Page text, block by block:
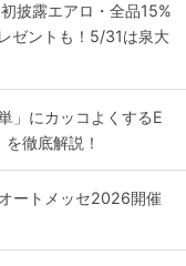
披露エアロ・全品15%
ゼントも！5/31は泉大
」にカッコよくするE
徹底解説！
ートメッセ2026開催